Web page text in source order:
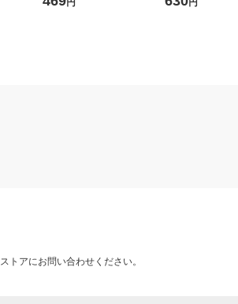
円 円
トアにお問い合わせください。